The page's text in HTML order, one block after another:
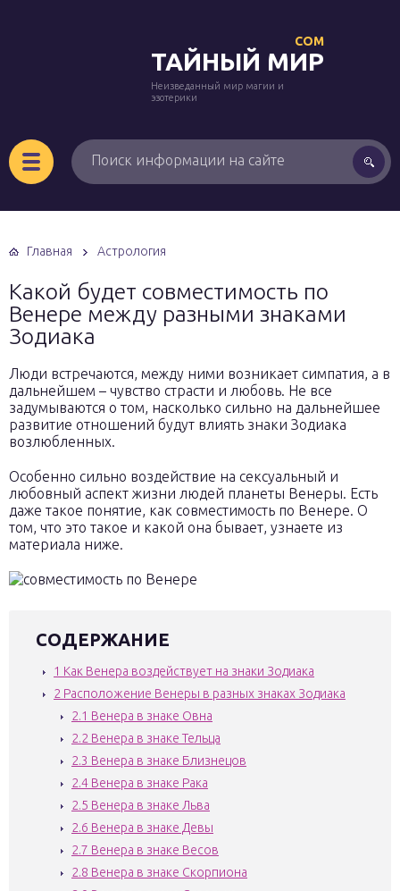
ТАЙНЫЙ МИР
COM
Неизведанный мир магии и
эзотерики
Главная Астрология
Какой будет совместимость по
Венере между разными знаками
Зодиака
Люди встречаются, между ними возникает симпатия, а в
дальнейшем – чувство страсти и любовь. Не все
задумываются о том, насколько сильно на дальнейшее
развитие отношений будут влиять знаки Зодиака
возлюбленных.
Особенно сильно воздействие на сексуальный и
любовный аспект жизни людей планеты Венеры. Есть
даже такое понятие, как совместимость по Венере. О
том, что это такое и какой она бывает, узнаете из
материала ниже.
СОДЕРЖАНИЕ
1 Как Венера воздействует на знаки Зодиака
2 Расположение Венеры в разных знаках Зодиака
2.1 Венера в знаке Овна
2.2 Венера в знаке Тельца
2.3 Венера в знаке Близнецов
2.4 Венера в знаке Рака
2.5 Венера в знаке Льва
2.6 Венера в знаке Девы
2.7 Венера в знаке Весов
2.8 Венера в знаке Скорпиона